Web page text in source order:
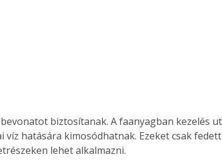
hatására kimosódhatnak. Ezeket csak fedett
lehet alkalmazni.